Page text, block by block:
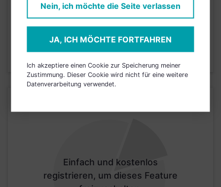
freizuschalten.
JETZT ANMELDEN
Einfach und kostenlos
registrieren, um dieses Feature
Nein, ich möchte die Seite verlassen
JA, ICH MÖCHTE FORTFAHREN
Ich akzeptiere einen Cookie zur Speicherung meiner
Zustimmung. Dieser Cookie wird nicht für eine weitere
Datenverarbeitung verwendet.